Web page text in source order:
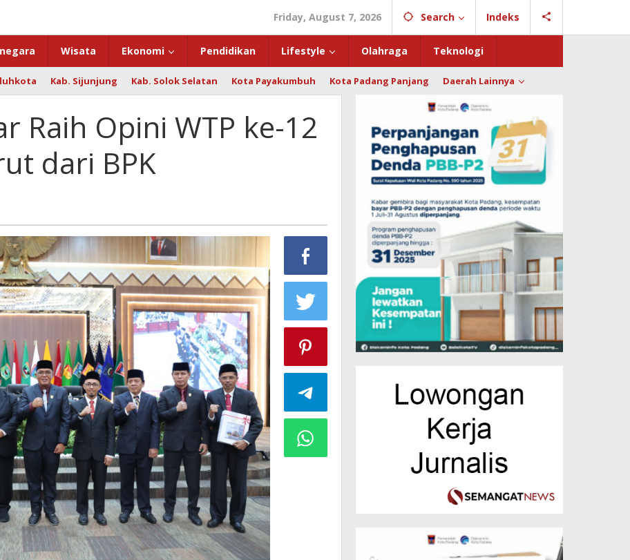
Friday, August 7, 2026 Search Indeks
Wisata Ekonomi Pendidikan Lifestyle Olahraga Teknologi
Kab. Sijunjung Kab. Solok Selatan Kota Payakumbuh Kota Padang Panjang Daerah Lainnya
Raih Opini WTP ke-12
dari BPK